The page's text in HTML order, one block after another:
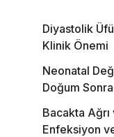
Diyastolik
Klinik Önemi
Neonatal
Doğum
Bacakta
Enfeksiyon